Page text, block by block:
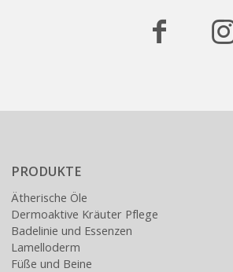
PRODUKTE
Ätherische Öle
Dermoaktive Kräuter Pflege
Badelinie und Essenzen
Lamelloderm
Füße und Beine